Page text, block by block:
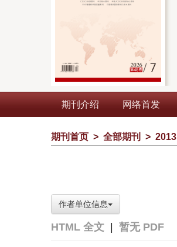
期刊介绍 网络首发
期刊首页 > 全部期刊 > 2013
作者单位信息
HTML 全文 暂无 PDF